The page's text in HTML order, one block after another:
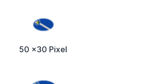
50 x30 Pixel